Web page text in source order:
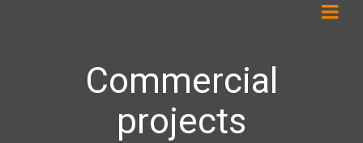
Commercial
projects